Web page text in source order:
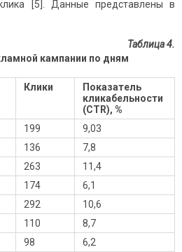
[5]. Данные представлены в
Таблица 4.
кампании по дням
Клики
Показатель
кликабельности
(CTR), %
199
9,03
136
7,8
263
11,4
174
6,1
292
10,6
110
8,7
98 6,2